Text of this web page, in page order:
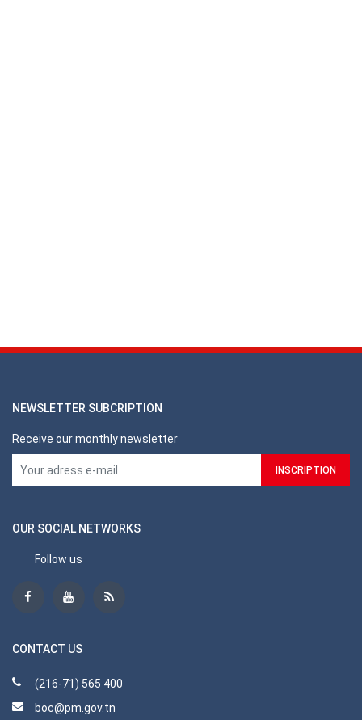
NEWSLETTER SUBCRIPTION
Receive our monthly newsletter
OUR SOCIAL NETWORKS
Follow us
CONTACT US
(216-71) 565 400
boc@pm.gov.tn